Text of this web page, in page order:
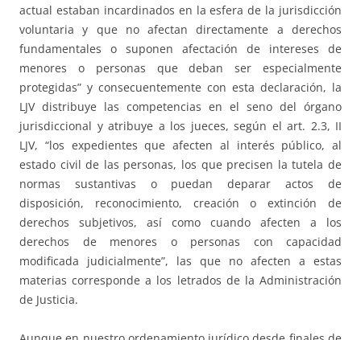
actual estaban incardinados en la esfera de la jurisdicción
voluntaria y que no afectan directamente a derechos
fundamentales o suponen afectación de intereses de
menores o personas que deban ser especialmente
protegidas” y consecuentemente con esta declaración, la
LJV distribuye las competencias en el seno del órgano
jurisdiccional y atribuye a los jueces, según el art. 2.3, II
LJV, “los expedientes que afecten al interés público, al
estado civil de las personas, los que precisen la tutela de
normas sustantivas o puedan deparar actos de
disposición, reconocimiento, creación o extinción de
derechos subjetivos, así como cuando afecten a los
derechos de menores o personas con capacidad
modificada judicialmente”, las que no afecten a estas
materias corresponde a los letrados de la Administración
de Justicia.